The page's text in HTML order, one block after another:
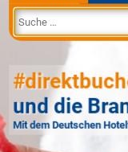
und die
Mit dem Deutschen